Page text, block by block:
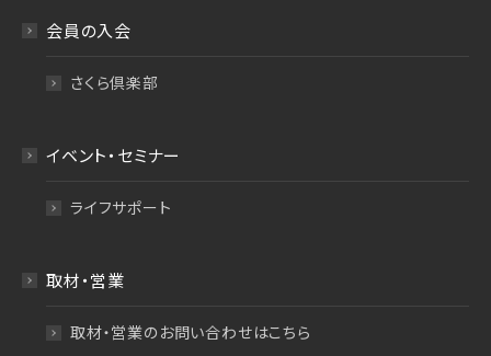
会員の入会
さくら倶楽部
イベント・セミナー
ライフサポート
取材・営業
取材・営業のお問い合わせはこちら